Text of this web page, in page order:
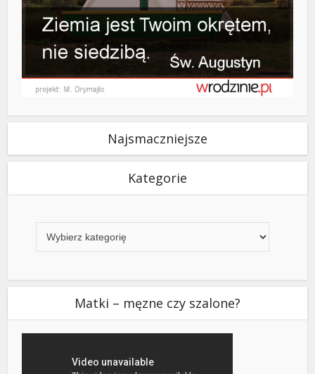
Najsmaczniejsze
Kategorie
Matki – męzne czy szalone?